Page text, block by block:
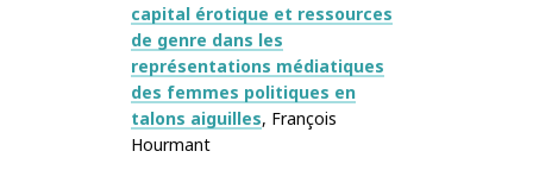
capital érotique et ressources
de genre dans les
représentations médiatiques
des femmes politiques en
talons aiguilles, François
Hourmant